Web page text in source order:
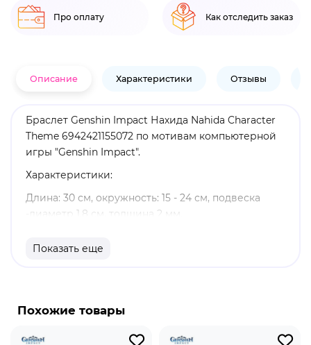
Про оплату Как отследить заказ
Описание Характеристики Отзывы
Браслет Genshin Impact Нахида Nahida Character
Theme 6942421155072 по мотивам компьютерной
игры "Genshin Impact".
Характеристики:
Длина: 30 см, окружность: 15 - 24 см, подвеска
-диаметр 1,8 см, толщина 2 мм.
стихии в Тейвате. Девушка редко покидает Храм
Показать еще
Похожие товары